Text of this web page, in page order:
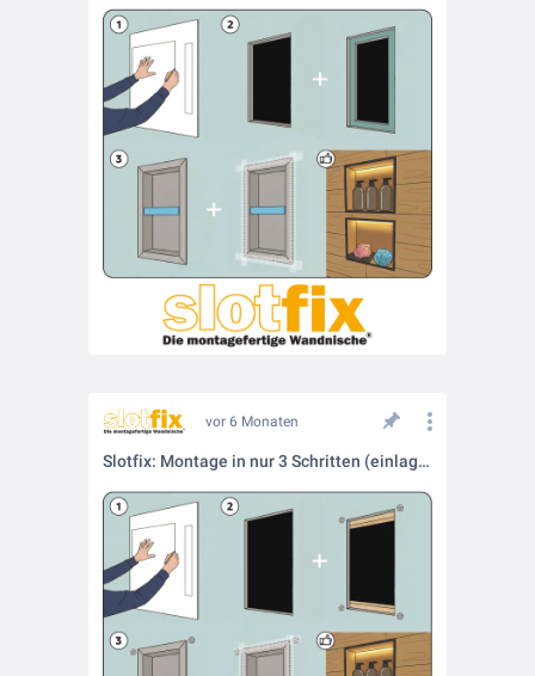
vor 6 Monaten
Slotfix: Montage in nur 3 Schritten (einlagige Trockenbauwand)